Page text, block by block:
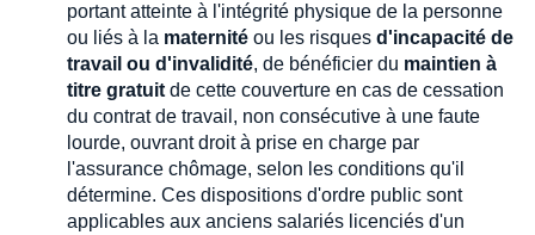
portant atteinte à l'intégrité physique de la personne
ou liés à la maternité ou les risques d'incapacité de
travail ou d'invalidité, de bénéficier du maintien à
titre gratuit de cette couverture en cas de cessation
du contrat de travail, non consécutive à une faute
lourde, ouvrant droit à prise en charge par
l'assurance chômage, selon les conditions qu'il
détermine. Ces dispositions d'ordre public sont
applicables aux anciens salariés licenciés d'un